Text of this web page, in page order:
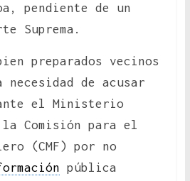
pendiente de un
Suprema.
preparados vecinos
de acusar
el Ministerio
Comisión para el
(CMF) por no
pública